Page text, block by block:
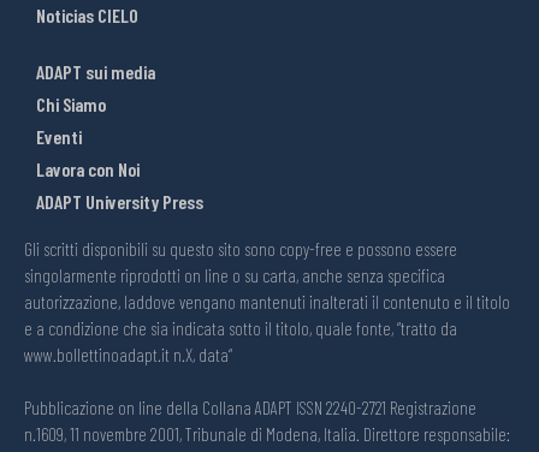
Noticias CIELO
ADAPT sui media
Chi Siamo
Eventi
Lavora con Noi
ADAPT University Press
Gli scritti disponibili su questo sito sono copy-free e possono essere
singolarmente riprodotti on line o su carta, anche senza specifica
autorizzazione, laddove vengano mantenuti inalterati il contenuto e il titolo
e a condizione che sia indicata sotto il titolo, quale fonte, “tratto da
www.bollettinoadapt.it n.X, data“
Pubblicazione on line della Collana ADAPT ISSN 2240-2721 Registrazione
n.1609, 11 novembre 2001, Tribunale di Modena, Italia. Direttore responsabile: